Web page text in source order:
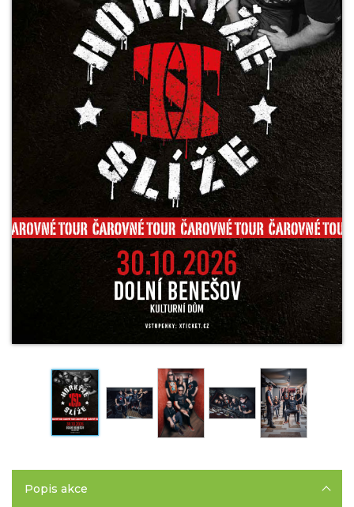
Popis akce